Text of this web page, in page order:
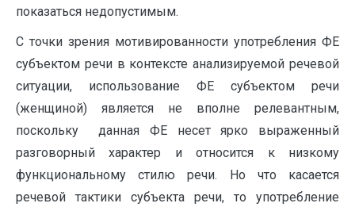
показаться недопустимым.
С точки зрения мотивированности употребления ФЕ
субъектом речи в контексте анализируемой речевой
ситуации, использование ФЕ субъектом речи
(женщиной) является не вполне релевантным,
поскольку данная ФЕ несет ярко выраженный
разговорный характер и относится к низкому
функциональному стилю речи. Но что касается
речевой тактики субъекта речи, то употребление